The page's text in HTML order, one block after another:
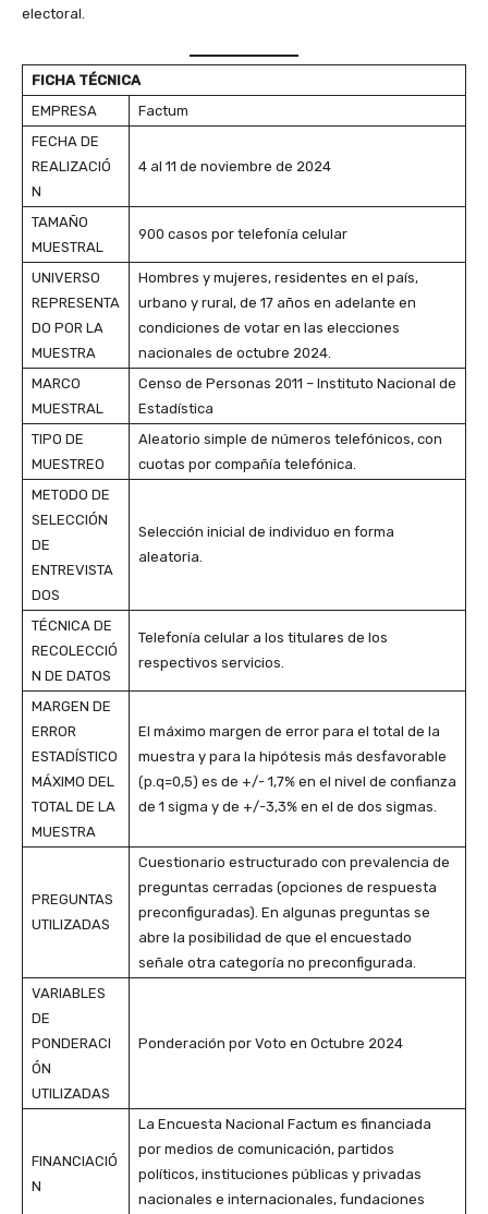
electoral.
FICHA TÉCNICA
EMPRESA
Factum
FECHA DE
REALIZACIÓ
N
4 al 11 de noviembre de 2024
TAMAÑO
MUESTRAL
900 casos por telefonía celular
UNIVERSO
REPRESENTA
DO POR LA
MUESTRA
Hombres y mujeres, residentes en el país,
urbano y rural, de 17 años en adelante en
condiciones de votar en las elecciones
nacionales de octubre 2024.
MARCO
MUESTRAL
Censo de Personas 2011 – Instituto Nacional de
Estadística
TIPO DE
MUESTREO
Aleatorio simple de números telefónicos, con
cuotas por compañía telefónica.
METODO DE
SELECCIÓN
DE
ENTREVISTA
DOS
Selección inicial de individuo en forma
aleatoria.
TÉCNICA DE
RECOLECCIÓ
N DE DATOS
Telefonía celular a los titulares de los
respectivos servicios.
MARGEN DE
ERROR
ESTADÍSTICO
MÁXIMO DEL
TOTAL DE LA
MUESTRA
El máximo margen de error para el total de la
muestra y para la hipótesis más desfavorable
(p.q=0,5) es de +/- 1,7% en el nivel de confianza
de 1 sigma y de +/-3,3% en el de dos sigmas.
PREGUNTAS
UTILIZADAS
Cuestionario estructurado con prevalencia de
preguntas cerradas (opciones de respuesta
preconfiguradas). En algunas preguntas se
abre la posibilidad de que el encuestado
señale otra categoría no preconfigurada.
VARIABLES
DE
PONDERACI
ÓN
UTILIZADAS
Ponderación por Voto en Octubre 2024
FINANCIACIÓ
N
La Encuesta Nacional Factum es financiada
por medios de comunicación, partidos
políticos, instituciones públicas y privadas
nacionales e internacionales, fundaciones